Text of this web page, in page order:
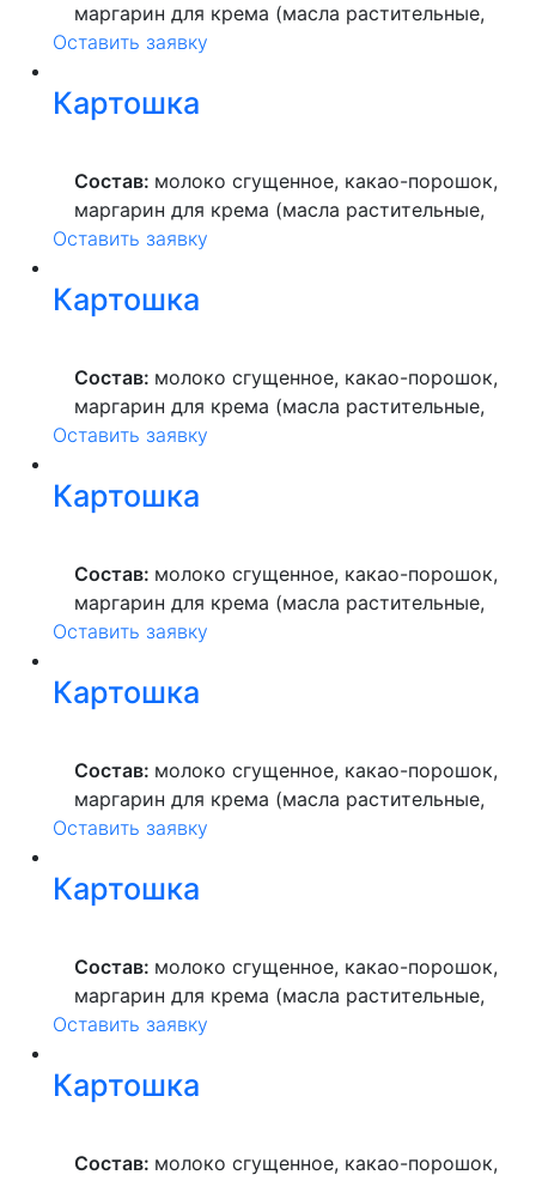
маргарин для крема (масла растительные,
вода питьевая, сахар, ароматизатор,
высшего сорта, продукты яичные, масло
растительное, пекарский порошок, молоко
Оставить заявку
Картошка
Состав: молоко сгущенное, какао-порошок,
маргарин для крема (масла растительные,
вода питьевая, сахар, ароматизатор,
высшего сорта, продукты яичные, масло
растительное, пекарский порошок, молоко
Оставить заявку
Картошка
Состав: молоко сгущенное, какао-порошок,
маргарин для крема (масла растительные,
вода питьевая, сахар, ароматизатор,
высшего сорта, продукты яичные, масло
растительное, пекарский порошок, молоко
Оставить заявку
Картошка
Состав: молоко сгущенное, какао-порошок,
маргарин для крема (масла растительные,
вода питьевая, сахар, ароматизатор,
высшего сорта, продукты яичные, масло
растительное, пекарский порошок, молоко
Оставить заявку
Картошка
Состав: молоко сгущенное, какао-порошок,
маргарин для крема (масла растительные,
вода питьевая, сахар, ароматизатор,
высшего сорта, продукты яичные, масло
растительное, пекарский порошок, молоко
Оставить заявку
Картошка
Состав: молоко сгущенное, какао-порошок,
маргарин для крема (масла растительные,
вода питьевая, сахар, ароматизатор,
высшего сорта, продукты яичные, масло
растительное, пекарский порошок, молоко
Оставить заявку
Картошка
Состав: молоко сгущенное, какао-порошок,